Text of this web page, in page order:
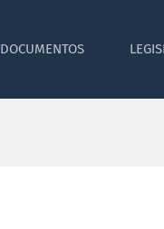
DOCUMENTOS